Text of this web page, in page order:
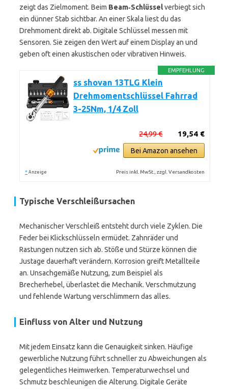
zeigt das Zielmoment. Beim Beam‑Schlüsselverbiegt sich
ein dünner Stab sichtbar. An einer Skala liest du das
Drehmoment direkt ab. Digitale Schlüssel messen mit
Sensoren. Sie zeigen den Wert auf einem Display an und
geben oft einen akustischen oder vibrativen Hinweis.
EMPFEHLUNG
ss shovan 13TLG Klein
Drehmomentschlüssel Fahrrad
3-25Nm, 1/4 Zoll
19,54 €
24,99 €
Bei Amazon ansehen
* Anzeige Preis inkl. MwSt., zzgl. Versandkosten
Typische Verschleißursachen
Mechanischer Verschleiß entsteht durch viele Zyklen. Die
Feder bei Klickschlüsseln ermüdet. Zahnräder und
Rastungen nutzen sich ab. Stöße und Stürze können die
Justage dauerhaft verändern. Korrosion greift Metallteile
an. Unsachgemäße Nutzung, zum Beispiel als
Brecherhebel, überlastet die Mechanik. Verschmutzung
und fehlende Wartung verschlimmern das alles.
Einfluss von Alter und Nutzung
Mit jedem Einsatz kann die Genauigkeit sinken. Häufige
gewerbliche Nutzung führt schneller zu Abweichungen als
gelegentliches Heimwerken. Temperaturwechsel und
Schmutz beschleunigen die Alterung. Digitale Geräte